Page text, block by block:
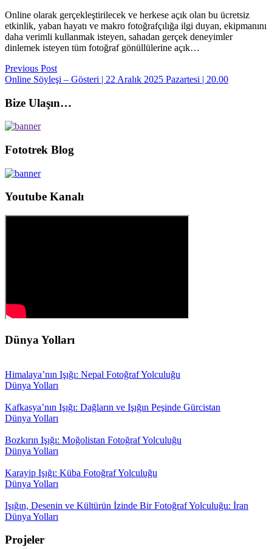
Online olarak gerçekleştirilecek ve herkese açık olan bu ücretsiz
etkinlik, yaban hayatı ve makro fotoğrafçılığa ilgi duyan, ekipmanını
daha verimli kullanmak isteyen, sahadan gerçek deneyimler
dinlemek isteyen tüm fotoğraf gönüllülerine açık…
Previous Post
Online Söyleşi – Gösteri | 22 Aralık 2025 Pazartesi | 20.00
Bize Ulaşın…
Fototrek Blog
Youtube Kanalı
Dünya Yolları
Himalaya’nın Işığı: Nepal Fotoğraf Yolculuğu
Dünya Yolları
Kafkasya’nın Işığı: Dağların ve Işığın Peşinde Gürcistan
Dünya Yolları
Bozkırın Işığı: Moğolistan Fotoğraf Yolculuğu
Dünya Yolları
Karayip Işığı: Küba Fotoğraf Yolculuğu
Dünya Yolları
Işığın, Desenin ve Kültürün İzinde Bir Fotoğraf Yolculuğu: İran
Dünya Yolları
Projeler